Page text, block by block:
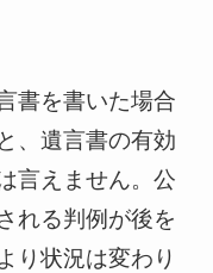
書を書いた場合
、遺言書の有効
言えません。公
れる判例が後を
り状況は変わり